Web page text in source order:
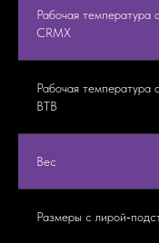
Рабочая
CRMX
Рабочая
BTB
Вес
Размеры с